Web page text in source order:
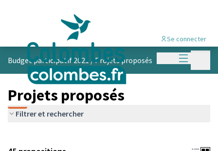
Menu
Se connecter
Budget participatif 2021 /Projets proposés
Projets proposés
Filtrer et rechercher